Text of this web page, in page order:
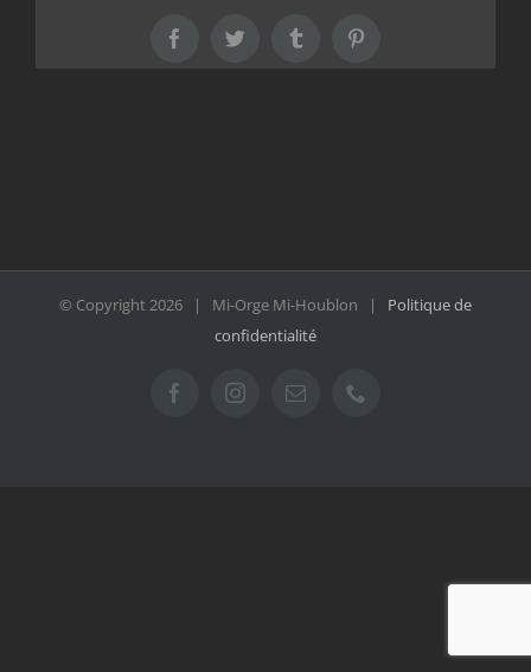
FacebookTwitter Tumblr
© Copyright2026 | Mi-Orge Mi-Houblon | Politique de
confidentialité
FacebookInstagramEmail